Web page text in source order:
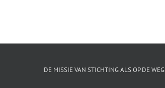
DE MISSIE VAN STICHTING ALS OP DE WEG